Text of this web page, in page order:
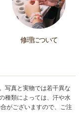
修理について
写真と実物では若干異な
種類によっては、汗や水
がございますので、ご注